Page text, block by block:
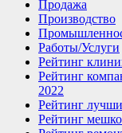
Продажа
Производство
Работы/Услуги
Рейтинг
Рейтинг
2022
Рейтинг
Рейтинг